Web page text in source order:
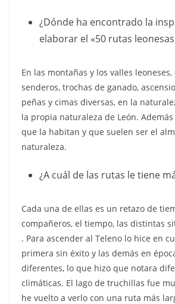
¿Dónde ha encontrado la
elaborar el «50 rutas
En las montañas y los valles
senderos, trochas de ganado,
peñas y cimas diversas, en la
la propia naturaleza de León.
que la habitan y que suelen ser el
naturaleza.
¿A cuál de las rutas le tiene
Cada una de ellas es un retazo de
compañeros, el tiempo, las distintas
. Para ascender al Teleno lo hice en
primera sin éxito y las demás en
diferentes, lo que hizo que notara
climáticas. El lago de truchillas fue
he vuelto a verlo con una ruta más